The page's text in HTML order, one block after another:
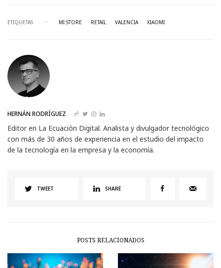
ETIQUETAS MI STORE RETAIL VALENCIA XIAOMI
HERNÁN RODRÍGUEZ
Editor en La Ecuación Digital. Analista y divulgador tecnológico
con más de 30 años de experiencia en el estudio del impacto
de la tecnología en la empresa y la economía.
TWEET SHARE
POSTS RELACIONADOS